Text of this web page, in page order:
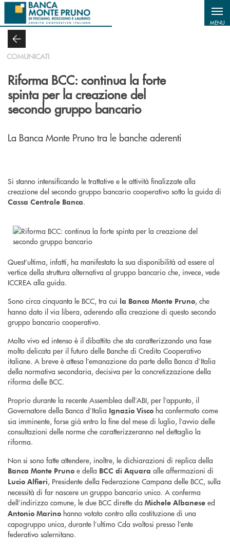
Salta al contenuto principale
MENU
COMUNICATI
Riforma BCC: continua la forte
spinta per la creazione del
secondo gruppo bancario
La Banca Monte Pruno tra le banche aderenti
Si stanno intensificando le trattative e le attività finalizzate alla
creazione del secondo gruppo bancario cooperativo sotto la guida di
Cassa Centrale Banca.
Quest’ultima, infatti, ha manifestato la sua disponibilità ad essere al
vertice della struttura alternativa al gruppo bancario che, invece, vede
ICCREA alla guida.
Sono circa cinquanta le BCC, tra cui la Banca Monte Pruno, che
hanno dato il via libera, aderendo alla creazione di questo secondo
gruppo bancario cooperativo.
Molto vivo ed intenso è il dibattito che sta caratterizzando una fase
molto delicata per il futuro delle Banche di Credito Cooperativo
italiane. A breve è attesa l’emanazione da parte della Banca d’Italia
della normativa secondaria, decisiva per la concretizzazione della
riforma delle BCC.
Proprio durante la recente Assemblea dell’ABI, per l’appunto, il
Governatore della Banca d’Italia Ignazio Visco ha confermato come
sia imminente, forse già entro la fine del mese di luglio, l’avvio delle
consultazioni delle norme che caratterizzeranno nel dettaglio la
riforma.
Non si sono fatte attendere, inoltre, le dichiarazioni di replica della
Banca Monte Pruno e della BCC di Aquara alle affermazioni di
Lucio Alfieri, Presidente della Federazione Campana delle BCC, sulla
necessità di far nascere un gruppo bancario unico. A conferma
dell’indirizzo comune, le due BCC dirette da Michele Albanese ed
Antonio Marino hanno votato contro alla costituzione di una
capogruppo unica, durante l’ultimo Cda svoltosi presso l’ente
federativo salernitano.